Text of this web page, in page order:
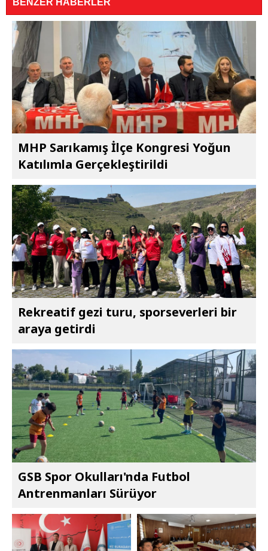
MHP Sarıkamış İlçe Kongresi Yoğun
Katılımla Gerçekleştirildi
Rekreatif gezi turu, sporseverleri bir
araya getirdi
GSB Spor Okulları'nda Futbol
Antrenmanları Sürüyor